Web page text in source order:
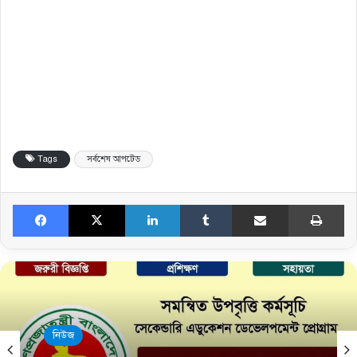
Tags সর্বশেষ আপটেড
Facebook X LinkedIn Tumblr Share via Email
নিউজ